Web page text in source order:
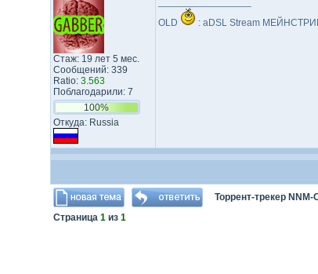
Стаж: 19 лет 5 мес.
Сообщений: 339
Ratio: 3.563
Поблагодарили: 7
100%
Откуда: Russia
OLD
: aDSL Stream
Торрент-трекер NNM-
Страница 1из 1